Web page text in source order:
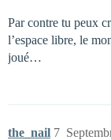
Par contre tu peux
l’espace libre, le
joué…
the_nail 7